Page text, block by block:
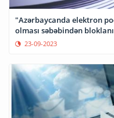
"Azərbaycanda elektron
olması səbəbindən
23-09-2023